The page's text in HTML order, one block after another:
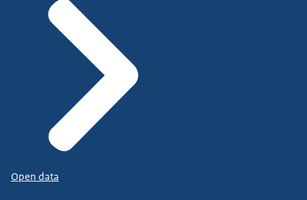
Open data